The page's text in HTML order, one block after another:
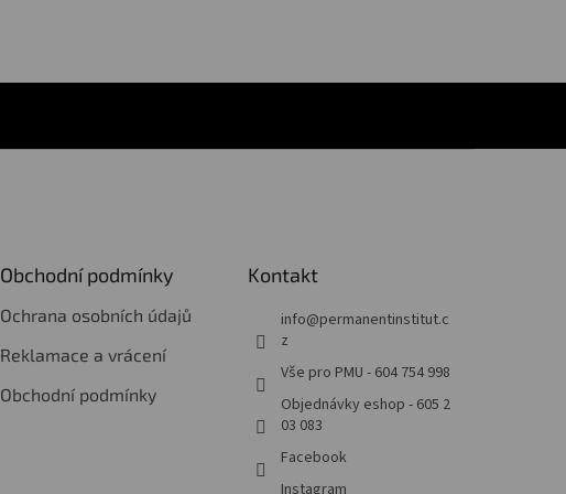
Obchodní podmínky
Ochrana osobních údajů
Reklamace a vrácení
Obchodní podmínky
Kontakt
info@permanentinstitut.c
z
Vše pro PMU - 604 754 998
Objednávky eshop - 605 2
03 083
Facebook
Instagram